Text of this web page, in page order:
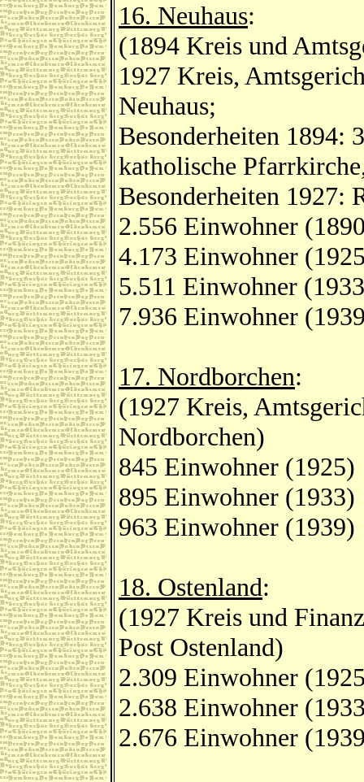
16. Neuhaus:
(1894 Kreis und
1927 Kreis,
Neuhaus;
Besonderheiten 1894:
katholische
Besonderheiten 1927:
2.556 Einwohner
4.173 Einwohner
5.511 Einwohner
7.936 Einwohner
17. Nordborchen:
(1927 Kreis,
Nordborchen)
845 Einwohner (1925)
895 Einwohner (1933)
963 Einwohner (1939)
18. Ostenland:
(1927 Kreis und
Post Ostenland)
2.309 Einwohner
2.638 Einwohner
2.676 Einwohner